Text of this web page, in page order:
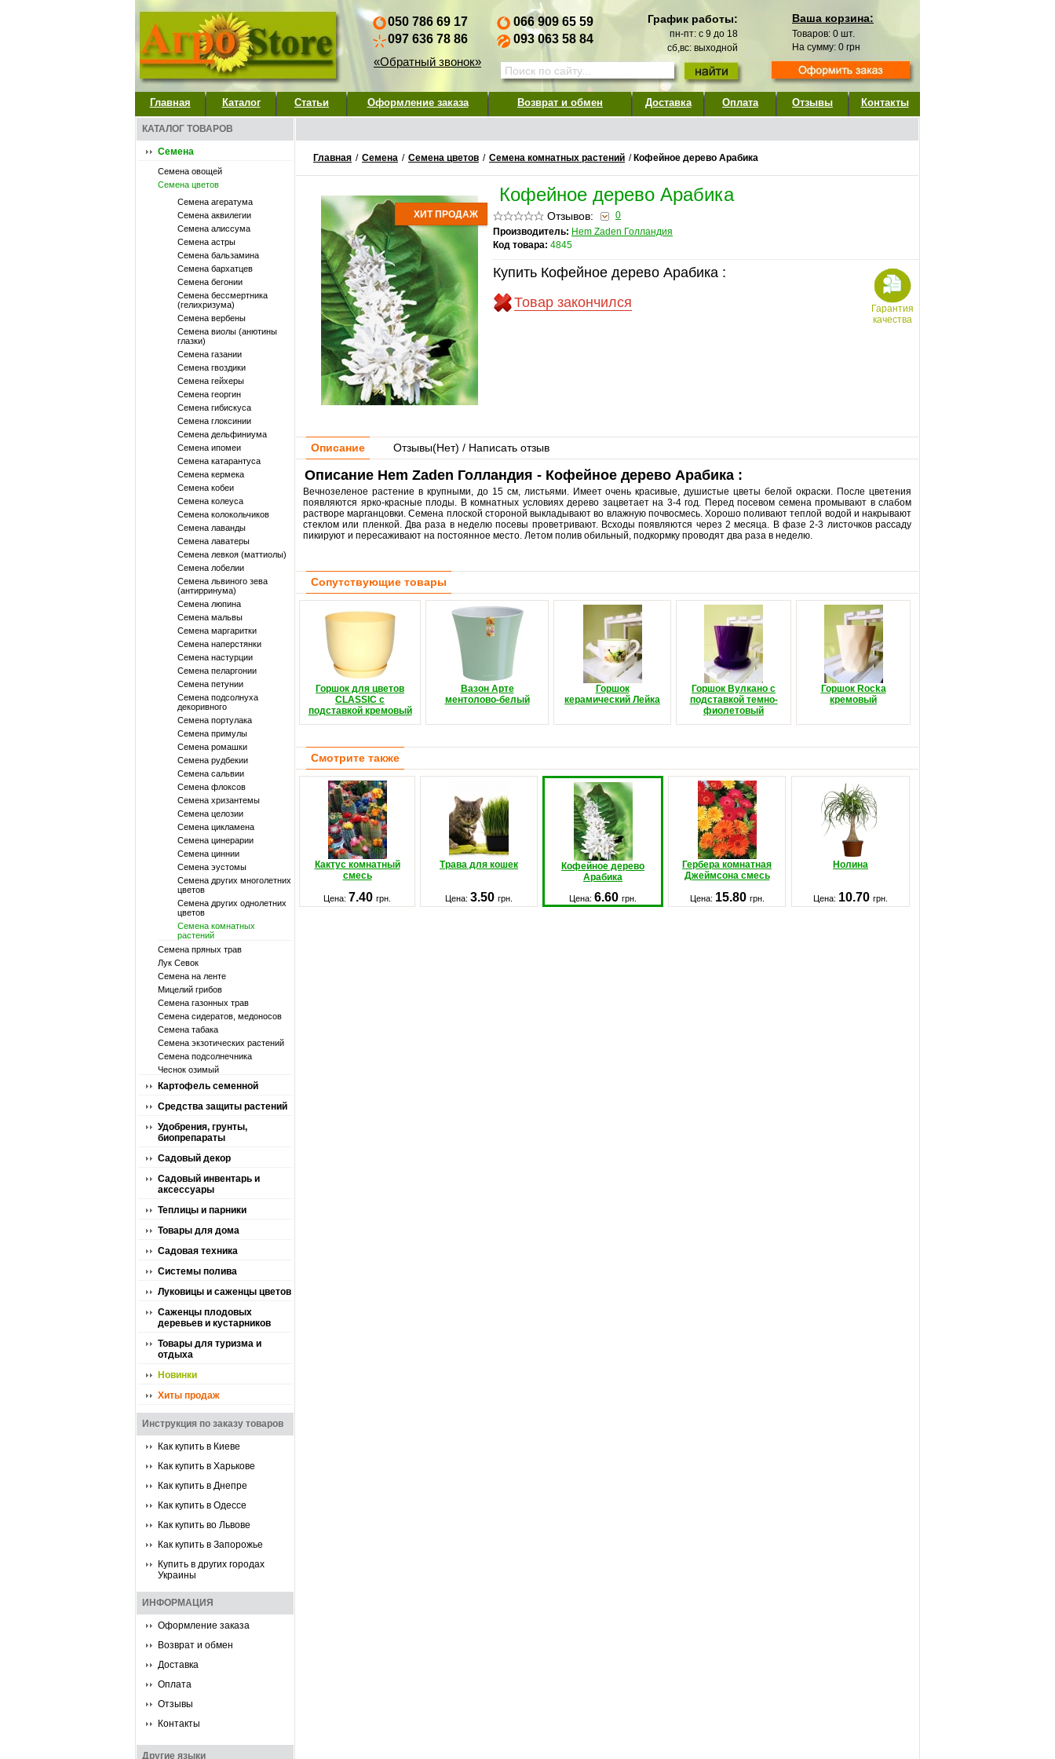
050 786 69 17
097 636 78 86
«Обратный звонок»
066 909 65 59
093 063 58 84
График работы:
пн-пт: с 9 до 18
сб,вс: выходной
Ваша корзина:
Товаров: 0 шт.
На сумму: 0 грн
Главная Каталог Статьи Оформление заказа Возврат и обмен Доставка Оплата Отзывы Контакты
КАТАЛОГ ТОВАРОВ
Семена
Семена овощей
Семена цветов
Семена агератума
Семена аквилегии
Семена алиссума
Семена астры
Семена бальзамина
Семена бархатцев
Семена бегонии
Семена бессмертника
(гелихризума)
Семена вербены
Семена виолы (анютины
глазки)
Семена газании
Семена гвоздики
Семена гейхеры
Семена георгин
Семена гибискуса
Семена глоксинии
Семена дельфиниума
Семена ипомеи
Семена катарантуса
Семена кермека
Семена кобеи
Семена колеуса
Семена колокольчиков
Семена лаванды
Семена лаватеры
Семена левкоя (маттиолы)
Семена лобелии
Семена львиного зева
(антирринума)
Семена люпина
Семена мальвы
Семена маргаритки
Семена наперстянки
Семена настурции
Семена пеларгонии
Семена петунии
Семена подсолнуха
декоривного
Семена портулака
Семена примулы
Семена ромашки
Семена рудбекии
Семена сальвии
Семена флоксов
Семена хризантемы
Семена целозии
Семена цикламена
Семена цинерарии
Семена циннии
Семена эустомы
Семена других многолетних
цветов
Семена других однолетних
цветов
Семена комнатных
растений
Семена пряных трав
Лук Севок
Семена на ленте
Мицелий грибов
Семена газонных трав
Семена сидератов, медоносов
Семена табака
Семена экзотических растений
Семена подсолнечника
Чеснок озимый
Картофель семенной
Средства защиты растений
Удобрения, грунты,
биопрепараты
Садовый декор
Садовый инвентарь и
аксессуары
Теплицы и парники
Товары для дома
Садовая техника
Системы полива
Луковицы и саженцы цветов
Саженцы плодовых
деревьев и кустарников
Товары для туризма и
отдыха
Новинки
Хиты продаж
Инструкция по заказу товаров
Как купить в Киеве
Как купить в Харькове
Как купить в Днепре
Как купить в Одессе
Как купить во Львове
Как купить в Запорожье
Купить в других городах
Украины
ИНФОРМАЦИЯ
Оформление заказа
Возврат и обмен
Доставка
Оплата
Отзывы
Контакты
Другие языки
Главная / Семена / Семена цветов / Семена комнатных растений / Кофейное дерево Арабика
ХИТ ПРОДАЖ
Кофейное дерево Арабика
Отзывов:
0
Производитель: Hem Zaden Голландия
Код товара: 4845
Купить Кофейное дерево Арабика :
Товар закончился
Гарантия
качества
Описание Отзывы(Нет) / Написать отзыв
Описание Hem Zaden Голландия - Кофейное дерево Арабика :
Вечнозеленое растение в крупными, до 15 см, листьями. Имеет очень красивые, душистые цветы белой окраски. После цветения
появляются ярко-красные плоды. В комнатных условиях дерево зацветает на 3-4 год. Перед посевом семена промывают в слабом
растворе марганцовки. Семена плоской стороной выкладывают во влажную почвосмесь. Хорошо поливают теплой водой и накрывают
стеклом или пленкой. Два раза в неделю посевы проветривают. Всходы появляются через 2 месяца. В фазе 2-3 листочков рассаду
пикируют и пересаживают на постоянное место. Летом полив обильный, подкормку проводят два раза в неделю.
Сопутствующие товары
Горшок для цветов
CLASSIC с
подставкой кремовый
Вазон Арте
ментолово-белый
Горшок
керамический Лейка
Горшок Вулкано с
подставкой темно-
фиолетовый
Горшок Rocka
кремовый
Смотрите также
Кактус комнатный
смесь
Трава для кошек
Кофейное дерево
Арабика
Гербера комнатная
Джеймсона смесь
Нолина
Цена: 7.40 грн. Цена: 3.50 грн. Цена: 6.60 грн. Цена: 15.80 грн. Цена: 10.70 грн.